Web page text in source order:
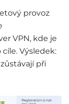
provoz
VPN, kde je
Výsledek:
při